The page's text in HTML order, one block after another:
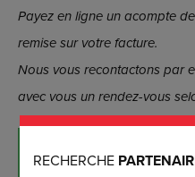
Payez en ligne un acompte
remise sur votre facture.
Nous vous recontactons par
avec vous un rendez-vous
RÉSERVER
(et bénéficiez d’une remise de
RECHERCHE